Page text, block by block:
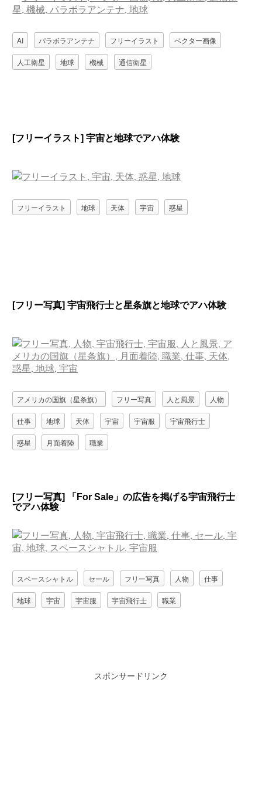
AI パラボラアンテナ フリーイラスト ベクター画像
人工衛星 地球 機械 通信衛星
[フリーイラスト] 宇宙と地球でアハ体験
フリーイラスト 地球 天体 宇宙 惑星
[フリー写真] 宇宙飛行士と星条旗と地球でアハ体験
アメリカの国旗（星条旗） フリー写真 人と風景 人物
仕事 地球 天体 宇宙 宇宙服 宇宙飛行士
惑星 月面着陸 職業
[フリー写真] 「For Sale」の広告を掲げる宇宙飛行士
でアハ体験
スペースシャトル セール フリー写真 人物 仕事
地球 宇宙 宇宙服 宇宙飛行士 職業
スポンサードリンク